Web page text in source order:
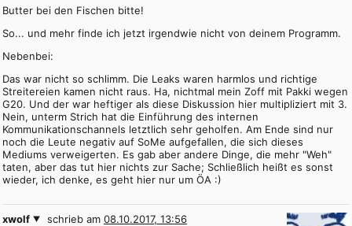
Butter bei den Fischen bitte!
So... und mehr finde ich jetzt irgendwie nicht von deinem Programm.
Nebenbei:
Das war nicht so schlimm. Die Leaks waren harmlos und richtige
Streitereien kamen nicht raus. Ha, nichtmal mein Zoff mit Pakki wegen
G20. Und der war heftiger als diese Diskussion hier multipliziert mit 3.
Nein, unterm Strich hat die Einführung des internen
Kommunikationschannels letztlich sehr geholfen. Am Ende sind nur
noch die Leute negativ auf SoMe aufgefallen, die sich dieses
Mediums verweigerten. Es gab aber andere Dinge, die mehr "Weh"
taten, aber das tut hier nichts zur Sache; Schließlich heißt es sonst
wieder, ich denke, es geht hier nur um ÖA :)
xwolf schrieb am 08.10.2017, 13:56